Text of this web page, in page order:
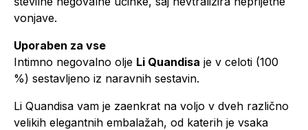
vonjave.
Uporaben za vse
Intimno negovalno olje Li Quandisa je v celoti (100
%) sestavljeno iz naravnih sestavin.
Li Quandisa vam je zaenkrat na voljo v dveh različno
velikih elegantnih embalažah, od katerih je vsaka